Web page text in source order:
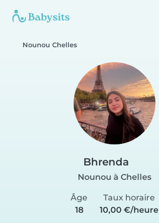
Nounou Chelles
Bhrenda
Nounou à Chelles
Âge
18
Taux horaire
10,00 €/heure